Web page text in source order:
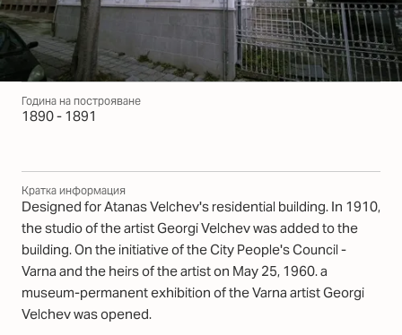
Година на построяване
1890 - 1891
Кратка информация
Designed for Atanas Velchev's residential building. In 1910,
the studio of the artist Georgi Velchev was added to the
building. On the initiative of the City People's Council -
Varna and the heirs of the artist on May 25, 1960. a
museum-permanent exhibition of the Varna artist Georgi
Velchev was opened.